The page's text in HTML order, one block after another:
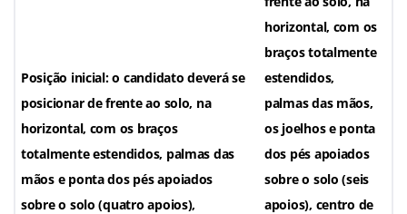
Posição inicial: o candidato deverá se
posicionar de frente ao solo, na
horizontal, com os braços
totalmente estendidos, palmas das
mãos e ponta dos pés apoiados
sobre o solo (quatro apoios),
horizontal, com os
braços totalmente
estendidos,
palmas das mãos,
os joelhos e ponta
dos pés apoiados
sobre o solo (seis
apoios), centro de